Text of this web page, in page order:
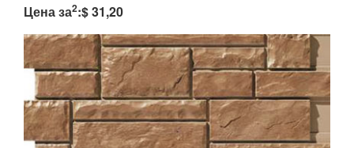
Цена за2:$ 31,20